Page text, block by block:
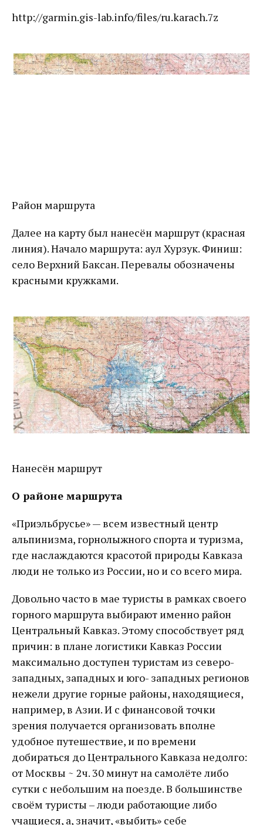
http://garmin.gis-lab.info/files/ru.karach.7z
Район маршрута
Далее на карту был нанесён маршрут (красная
линия). Начало маршрута: аул Хурзук. Финиш:
село Верхний Баксан. Перевалы обозначены
красными кружками.
Нанесён маршрут
О районе маршрута
«Приэльбрусье» — всем известный центр
альпинизма, горнолыжного спорта и туризма,
где наслаждаются красотой природы Кавказа
люди не только из России, но и со всего мира.
Довольно часто в мае туристы в рамках своего
горного маршрута выбирают именно район
Центральный Кавказ. Этому способствует ряд
причин: в плане логистики Кавказ России
максимально доступен туристам из северо-
западных, западных и юго- западных регионов
нежели другие горные районы, находящиеся,
например, в Азии. И с финансовой точки
зрения получается организовать вполне
удобное путешествие, и по времени
добираться до Центрального Кавказа недолго:
от Москвы ~ 2ч. 30 минут на самолёте либо
сутки с небольшим на поезде. В большинстве
своём туристы – люди работающие либо
учащиеся, а, значит, «выбить» себе